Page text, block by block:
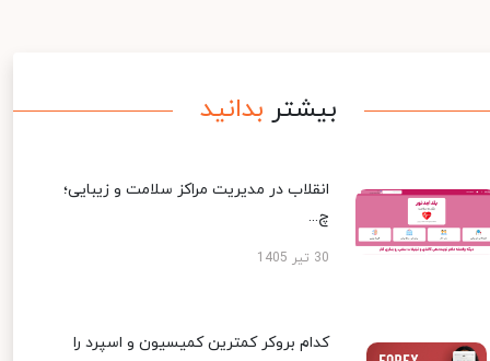
بیشتر بدانید
انقلاب در مدیریت مراکز سلامت و زیبایی؛
چ...
30 تیر 1405
کدام بروکر کمترین کمیسیون و اسپرد را